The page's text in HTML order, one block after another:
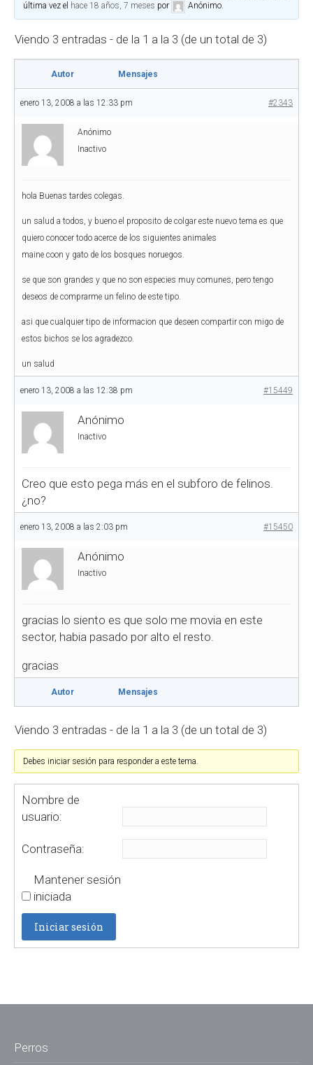
última vez el hace 18 años, 7 meses por Anónimo.
Viendo 3 entradas - de la 1 a la 3 (de un total de 3)
Autor Mensajes
enero 13, 2008 a las 12:33 pm #2343
Anónimo
Inactivo
hola Buenas tardes colegas.
un salud a todos, y bueno el proposito de colgar este nuevo tema es que
quiero conocer todo acerce de los siguientes animales
maine coon y gato de los bosques noruegos.
se que son grandes y que no son especies muy comunes, pero tengo
deseos de comprarme un felino de este tipo.
asi que cualquier tipo de informacion que deseen compartir con migo de
estos bichos se los agradezco.
un salud
enero 13, 2008 a las 12:38 pm #15449
Anónimo
Inactivo
Creo que esto pega más en el subforo de felinos.
¿no?
enero 13, 2008 a las 2:03 pm #15450
Anónimo
Inactivo
gracias lo siento es que solo me movia en este
sector, habia pasado por alto el resto.
gracias
Autor Mensajes
Viendo 3 entradas - de la 1 a la 3 (de un total de 3)
Debes iniciar sesión para responder a este tema.
Nombre de
usuario:
Contraseña:
Mantener sesión
iniciada
Iniciar sesión
Perros